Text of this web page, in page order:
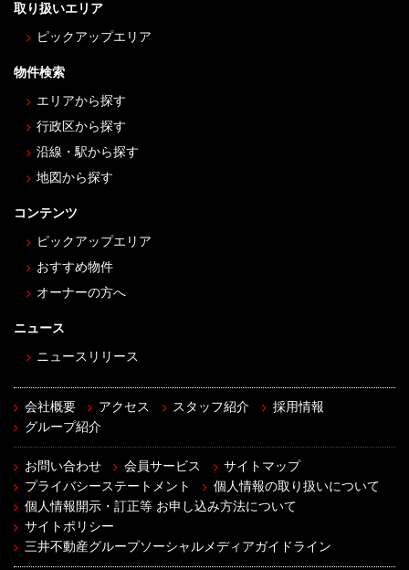
取り扱いエリア
ピックアップエリア
物件検索
エリアから探す
行政区から探す
沿線・駅から探す
地図から探す
コンテンツ
ピックアップエリア
おすすめ物件
オーナーの方へ
ニュース
ニュースリリース
会社概要 アクセス スタッフ紹介
採用情報
グループ紹介
お問い合わせ 会員サービス
サイトマップ
プライバシーステートメント
個人情報の取り扱いについて
個人情報開示・訂正等 お申し込み方法について
サイトポリシー
三井不動産グループソーシャルメディアガイドライン